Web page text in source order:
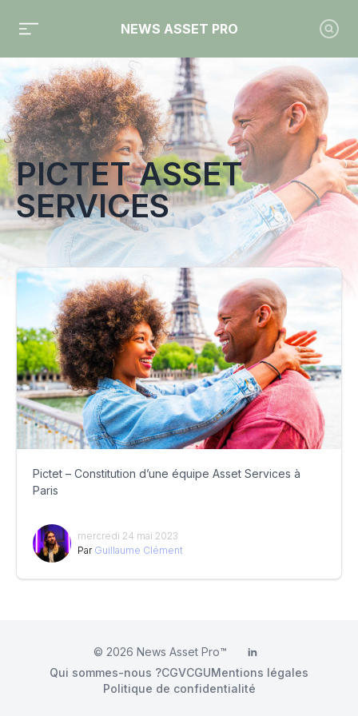
NEWS ASSET PRO
Toute l'actualité sur le tag "Pictet Asset Services"
PICTET ASSET
SERVICES
Pictet – Constitution d’une équipe Asset Services à
Paris
mercredi 24 mai 2023
Par Guillaume Clément
© 2026 News Asset Pro™ LinkedIn
Qui sommes-nous ?CGVCGUMentions légales
Politique de confidentialité